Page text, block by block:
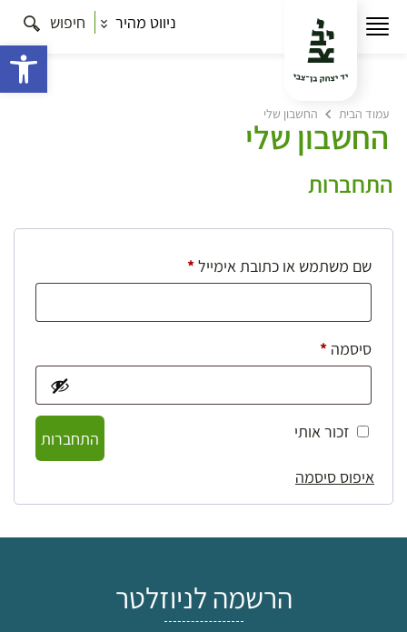
ניווט מהיר חיפוש
עמוד הבית החשבון שלי
החשבון שלי
התחברות
שם משתמש או כתובת אימייל*חובה
סיסמה *חובה
זכור אותי
התחברות
איפוס סיסמה
הרשמה לניוזלטר